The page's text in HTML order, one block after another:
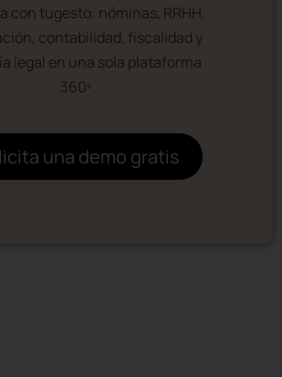
con tugesto: nóminas, RRHH,
contabilidad, fiscalidad y
legal en una sola plataforma
360º.
una demo gratis